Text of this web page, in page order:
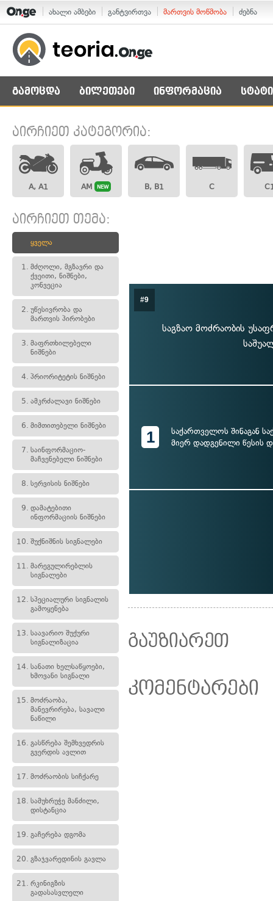
ახალი ამბები განტვირთვა მართვის მოწმობა ძებნა
გამოცდა ბილეთები ინფორმაცია
აირჩიეთ კატეგორია:
A, A1 AM NEW B, B1 C
აირჩიეთ თემა:
ყველა
1. მძღოლი, მგზავრი და
ქვეითი, ნიშნები,
კონვეცია
2. უწესივრობა და
მართვის პირობები
3. მაფრთხილებელი
ნიშნები
4. პრიორიტეტის ნიშნები
5. ამკრძალავი ნიშნები
6. მიმთითებელი ნიშნები
7. საინფორმაციო-
მაჩვენებელი ნიშნები
8. სერვისის ნიშნები
9. დამატებითი
ინფორმაციის ნიშნები
10. შუქნიშნის სიგნალები
11. მარეგულირებლის
სიგნალები
12. სპეციალური სიგნალის
გამოყენება
13. საავარიო შუქური
სიგნალიზაცია
14. სანათი ხელსაწყოები,
ხმოვანი სიგნალი
15. მოძრაობა,
მანევრირება, სავალი
ნაწილი
16. გასწრება შემხვედრის
გვერდის ავლით
17. მოძრაობის სიჩქარე
18. სამუხრუჭე მანძილი,
დისტანცია
19. გაჩერება დგომა
20. გზაჯვარედინის გავლა
21. რკინიგზის
გადასასვლელი
#9
საგზაო მოძრაობის
1
საქართველოს შინაგან
მიერ დადგენილი წესის
გაუზიარეთ
კომენტარები